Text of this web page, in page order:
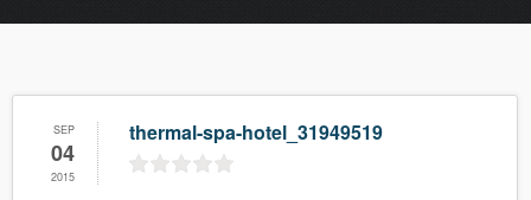
SEP
04
2015
thermal-spa-hotel_31949519